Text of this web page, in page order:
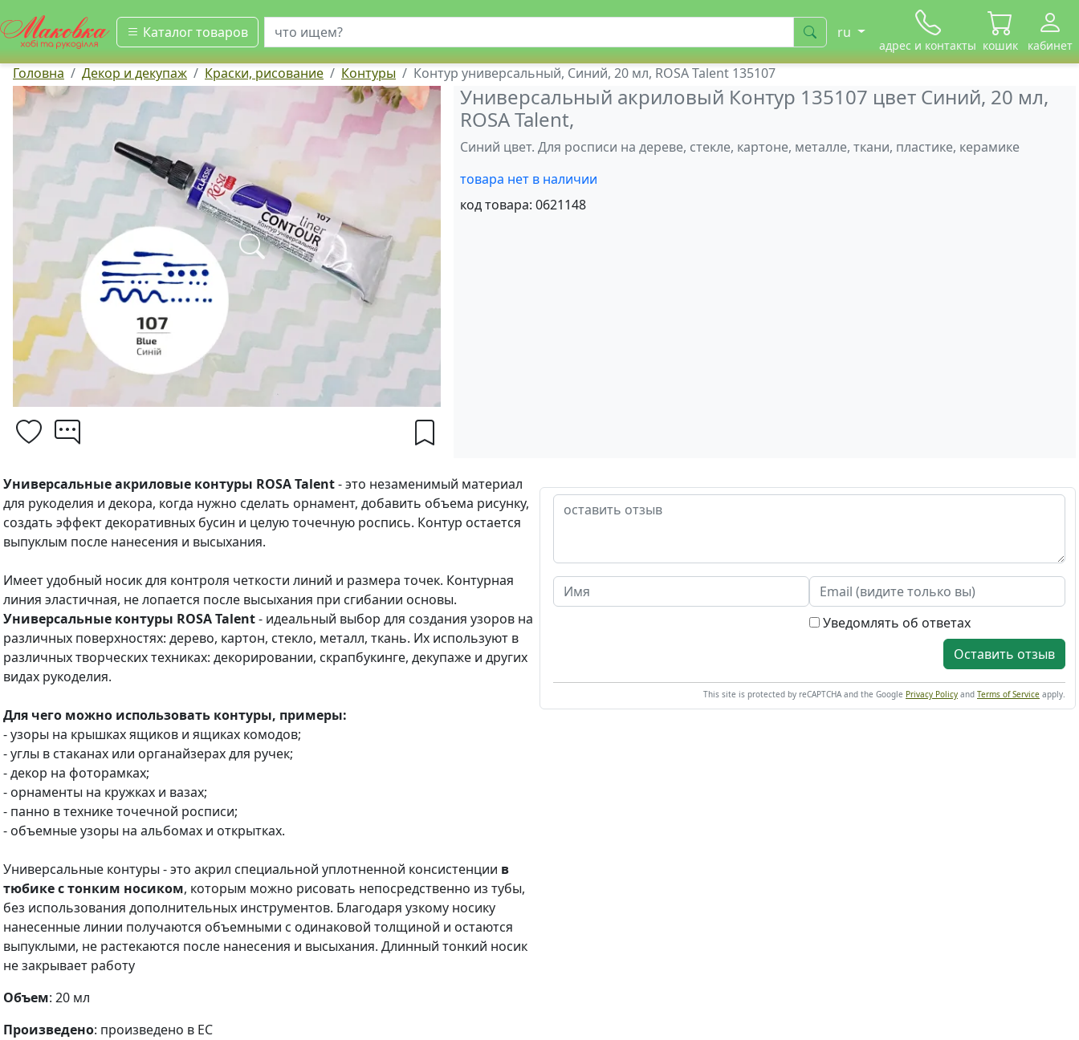
Каталог товаров
искать ru
адрес и контакты кошик кабинет
Головна Декор и декупаж Краски, рисование Контуры Контур универсальный, Синий, 20 мл, ROSA Talent 135107
Универсальный акриловый Контур 135107 цвет Синий, 20 мл,
ROSA Talent,
Синий цвет. Для росписи на дереве, стекле, картоне, металле, ткани, пластике, керамике
товара нет в наличии
код товара: 0621148
Универсальные акриловые контуры ROSA Talent- это незаменимый материал
для рукоделия и декора, когда нужно сделать орнамент, добавить объема рисунку,
создать эффект декоративных бусин и целую точечную роспись. Контур остается
выпуклым после нанесения и высыхания.
Имеет удобный носик для контроля четкости линий и размера точек. Контурная
линия эластичная, не лопается после высыхания при сгибании основы.
Универсальные контуры ROSA Talent- идеальный выбор для создания узоров на
различных поверхностях: дерево, картон, стекло, металл, ткань. Их используют в
различных творческих техниках: декорировании, скрапбукинге, декупаже и других
видах рукоделия.
Для чего можно использовать контуры, примеры:
- узоры на крышках ящиков и ящиках комодов;
- углы в стаканах или органайзерах для ручек;
- декор на фоторамках;
- орнаменты на кружках и вазах;
- панно в технике точечной росписи;
- объемные узоры на альбомах и открытках.
Универсальные контуры - это акрил специальной уплотненной консистенции в
тюбике с тонким носиком, которым можно рисовать непосредственно из тубы,
без использования дополнительных инструментов. Благодаря узкому носику
нанесенные линии получаются объемными с одинаковой толщиной и остаются
выпуклыми, не растекаются после нанесения и высыхания. Длинный тонкий носик
не закрывает работу
Объем: 20 мл
Произведено: произведено в ЕС
Уведомлять об ответах
Оставить отзыв
This site is protected by reCAPTCHA and the Google Privacy Policy and Terms of Service apply.